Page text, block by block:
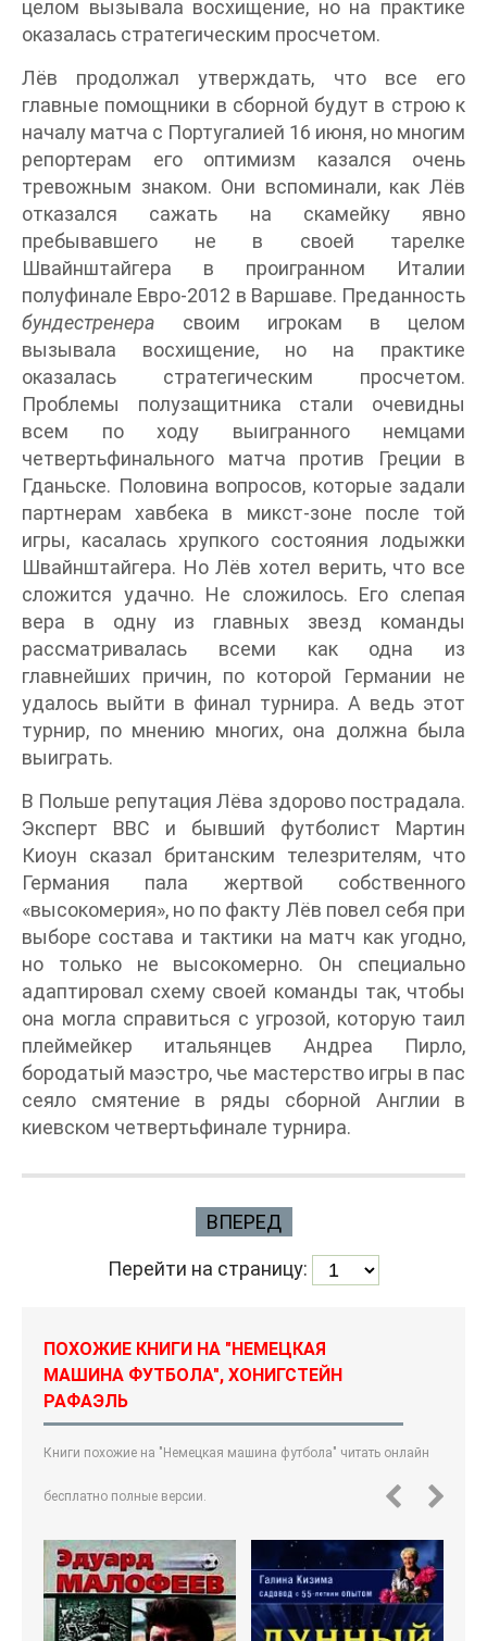
целом вызывала восхищение, но на практике
оказалась стратегическим просчетом.
Лёв продолжал утверждать, что все его
главные помощники в сборной будут в строю к
началу матча с Португалией 16 июня, но многим
репортерам его оптимизм казался очень
тревожным знаком. Они вспоминали, как Лёв
отказался сажать на скамейку явно
пребывавшего не в своей тарелке
Швайнштайгера в проигранном Италии
полуфинале Евро-2012 в Варшаве. Преданность
бундестренера своим игрокам в целом
вызывала восхищение, но на практике
оказалась стратегическим просчетом.
Проблемы полузащитника стали очевидны
всем по ходу выигранного немцами
четвертьфинального матча против Греции в
Гданьске. Половина вопросов, которые задали
партнерам хавбека в микст-зоне после той
игры, касалась хрупкого состояния лодыжки
Швайнштайгера. Но Лёв хотел верить, что все
сложится удачно. Не сложилось. Его слепая
вера в одну из главных звезд команды
рассматривалась всеми как одна из
главнейших причин, по которой Германии не
удалось выйти в финал турнира. А ведь этот
турнир, по мнению многих, она должна была
выиграть.
В Польше репутация Лёва здорово пострадала.
Эксперт BBC и бывший футболист Мартин
Киоун сказал британским телезрителям, что
Германия пала жертвой собственного
«высокомерия», но по факту Лёв повел себя при
выборе состава и тактики на матч как угодно,
но только не высокомерно. Он специально
адаптировал схему своей команды так, чтобы
она могла справиться с угрозой, которую таил
плеймейкер итальянцев Андреа Пирло,
бородатый маэстро, чье мастерство игры в пас
сеяло смятение в ряды сборной Англии в
киевском четвертьфинале турнира.
ВПЕРЕД
Перейти на страницу:
ПОХОЖИЕ КНИГИ НА "НЕМЕЦКАЯ
МАШИНА ФУТБОЛА", ХОНИГСТЕЙН
РАФАЭЛЬ
Книги похожие на "Немецкая машина футбола" читать онлайн
бесплатно полные версии.